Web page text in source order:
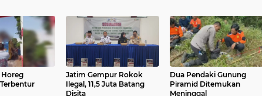
Horeg
Jatim Gempur Rokok
Ilegal, 11,5 Juta Batang
Disita
Dua Pendaki Gunung
Piramid Ditemukan
Meninggal